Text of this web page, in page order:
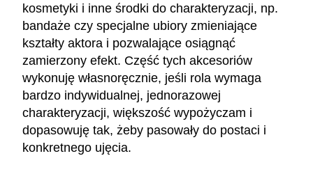
kosmetyki i inne środki do charakteryzacji, np.
bandaże czy specjalne ubiory zmieniające
kształty aktora i pozwalające osiągnąć
zamierzony efekt. Część tych akcesoriów
wykonuję własnoręcznie, jeśli rola wymaga
bardzo indywidualnej, jednorazowej
charakteryzacji, większość wypożyczam i
dopasowuję tak, żeby pasowały do postaci i
konkretnego ujęcia.